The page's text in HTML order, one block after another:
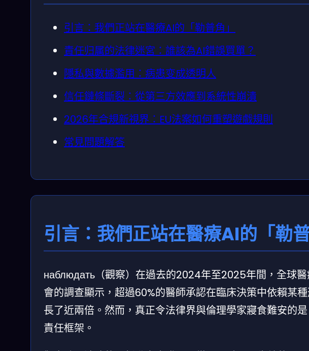
引言：我們正站在醫療AI的「勒普角」
責任归属的法律迷宮：誰該為AI錯誤買單？
隱私與數據濫用：病患变成透明人
信任鏈條斷裂：從第三方效應到系統性崩潰
2026年合規新視界：EU法案如何重塑遊戲規則
常見問題解答
引言：我們正站在醫療AI的「勒普
наблюдать（觀察）在過去的2024年至2025年間，全球
會的調查顯示，超過60%的醫師承認在臨床決策中依賴某
長了近兩倍。然而，真正令法律界與倫理學家寢食難安的
責任框架。